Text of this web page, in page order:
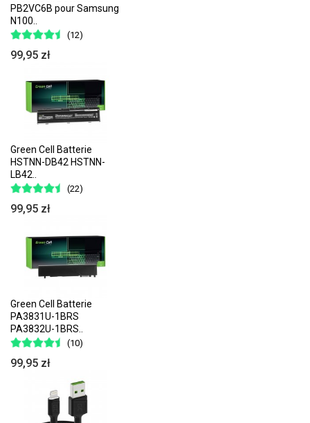
PB2VC6B pour Samsung
N100..
(12)
99,95 zł
Green Cell Batterie
HSTNN-DB42 HSTNN-
LB42..
(22)
99,95 zł
Green Cell Batterie
PA3831U-1BRS
PA3832U-1BRS..
(10)
99,95 zł